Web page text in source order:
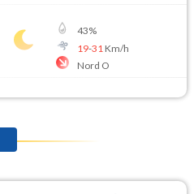
43%
19-31 Km/h
Nord O